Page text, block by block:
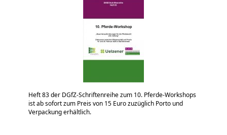
Heft 83 der DGfZ-Schriftenreihe zum 10. Pferde-Workshops
ist ab sofort zum Preis von 15 Euro zuzüglich Porto und
Verpackung erhältlich.